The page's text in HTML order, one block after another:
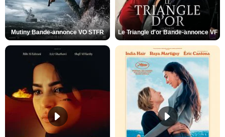
Mutiny Bande-annonce VO STFR Le Triangle d'or Bande-annonce VF